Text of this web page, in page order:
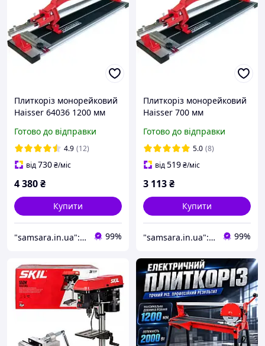
Плиткоріз монорейковий
Haisser 64036 1200 мм
різання плитки Верстат
для кахельної плитки
Готово до відправки
4.9 (12)
від730₴/міс
4 380₴
Купити
"samsara.in.ua": Інтернет-магазин інструментів, садової та побутової техніки 99%
Плиткоріз монорейковий
Haisser 700 мм
Верстат для різання
плитки Ручний плиткоріз
Готово до відправки
5.0 (8)
від519₴/міс
3 113₴
Купити
"samsara.in.ua": Інтернет-магазин інструментів, садової та побутової техніки 99%